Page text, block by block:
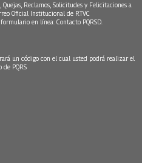
Reclamos, Solicitudes y Felicitaciones a
Oficial Institucional de RTVC
en línea: Contacto PQRSD.
un código con el cual usted podrá realizar el
de PQRS